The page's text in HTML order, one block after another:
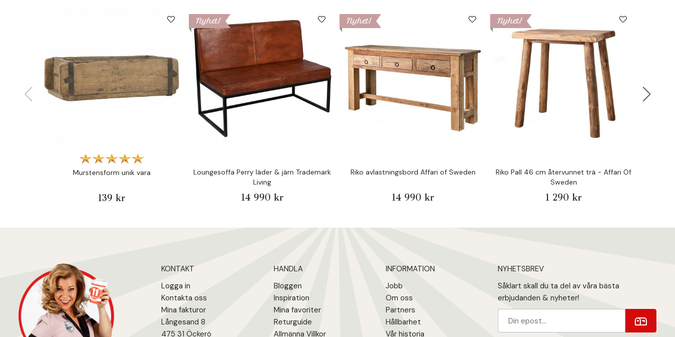
Murstensform unik vara
139 kr
Nyhet!
Loungesoffa Perry läder & järn Trademark
Living
14 990 kr
Nyhet!
Riko avlastningsbord Affari of Sweden
14 990 kr
Nyhet!
Riko Pall 46 cm återvunnet trä - Affari Of
Sweden
1 290 kr
KONTAKT
Logga in
Kontakta oss
Mina fakturor
Långesand 8
475 31 Öckerö
HANDLA
Bloggen
Inspiration
Mina favoriter
Returguide
Allmänna Villkor
INFORMATION
Jobb
Om oss
Partners
Hållbarhet
Vår historia
NYHETSBREV
Såklart skall du ta del av våra bästa
erbjudanden & nyheter!